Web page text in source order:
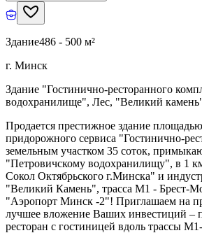
Здание486 - 500 м²
г. Минск
Здание "Гостинично-ресторанного
водохранилище", Лес, "Великий
Продается престижное здание
придорожного сервиса "Гостинично-
земельным участком 35 соток,
"Петровичскому водохранилищу", в 1
Сокол Октябрьского г.Минска" и
"Великий Камень", трасса М1 - Брест-
"Аэропорт Минск -2"! Приглашаем на
лучшее вложение Ваших инвестиций –
ресторан с гостиницей вдоль трассы